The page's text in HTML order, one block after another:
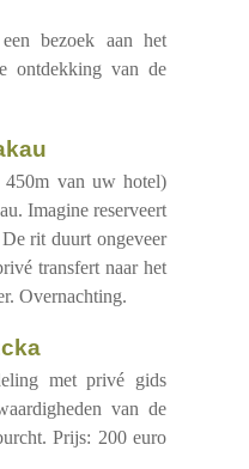
bezoek aan het
ontdekking van de
450m van uw hotel)
Imagine reserveert
rit duurt ongeveer
transfert naar het
Overnachting.
met privé gids
van de
Prijs: 200 euro